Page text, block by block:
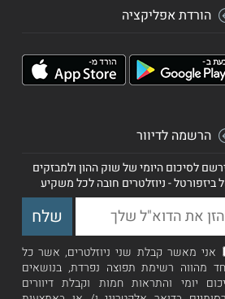
הורדת אפליקציה
הרשמה לדיוור
לסיכום היומי של שוק ההון ולמבזקים
ביזפורטל - ניוזלטרים חובה לכל משקיע
אני מאשר קבלת שני ניוזלטרים, אשר כל
מהווה רשימת תפוצה נפרדת, בנושאים
יומי והתראות חמות וקבלת דיוורים